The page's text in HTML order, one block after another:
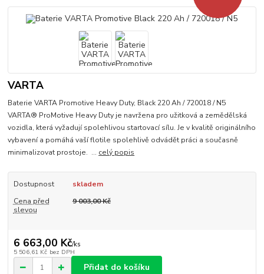
VARTA
Baterie VARTA Promotive Heavy Duty, Black 220 Ah / 720018 / N5
VARTA® ProMotive Heavy Duty je navržena pro užitková a zemědělská
vozidla, která vyžadují spolehlivou startovací sílu. Je v kvalitě originálního
vybavení a pomáhá vaší flotile spolehlivě odvádět práci a současně
minimalizovat prostoje. ... celý popis
Dostupnost
skladem
Cena před
slevou
9 003,00 Kč
6 663,00 Kč/ks
5 506,61 Kč bez DPH
Přidat do košíku